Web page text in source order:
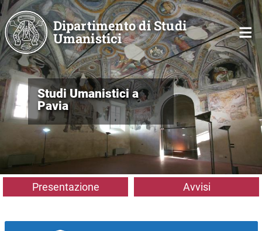
Salta al contenuto principale
Dipartimento di Studi
Umanistici
Studi Umanistici a
Pavia
Presentazione Avvisi